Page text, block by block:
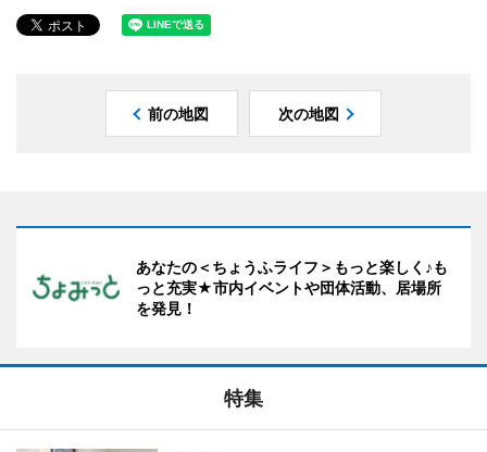
前の地図 次の地図
あなたの＜ちょうふライフ＞もっと楽しく♪も
っと充実★市内イベントや団体活動、居場所
を発見！
特集